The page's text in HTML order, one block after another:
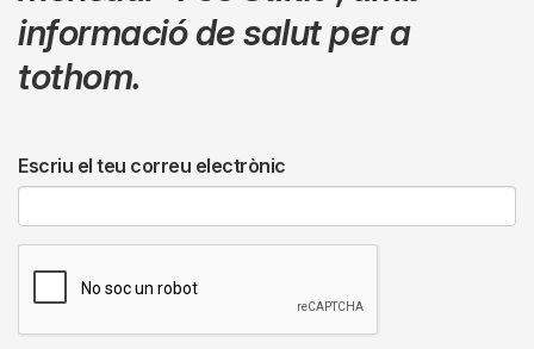
informació de salut per a
tothom.
Escriu el teu correu electrònic